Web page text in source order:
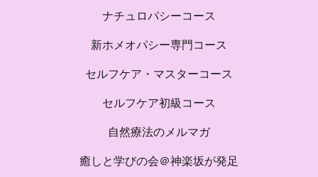
ナチュロパシーコース
新ホメオパシー専門コース
セルフケア・マスターコース
セルフケア初級コース
自然療法のメルマガ
癒しと学びの会＠神楽坂が発足